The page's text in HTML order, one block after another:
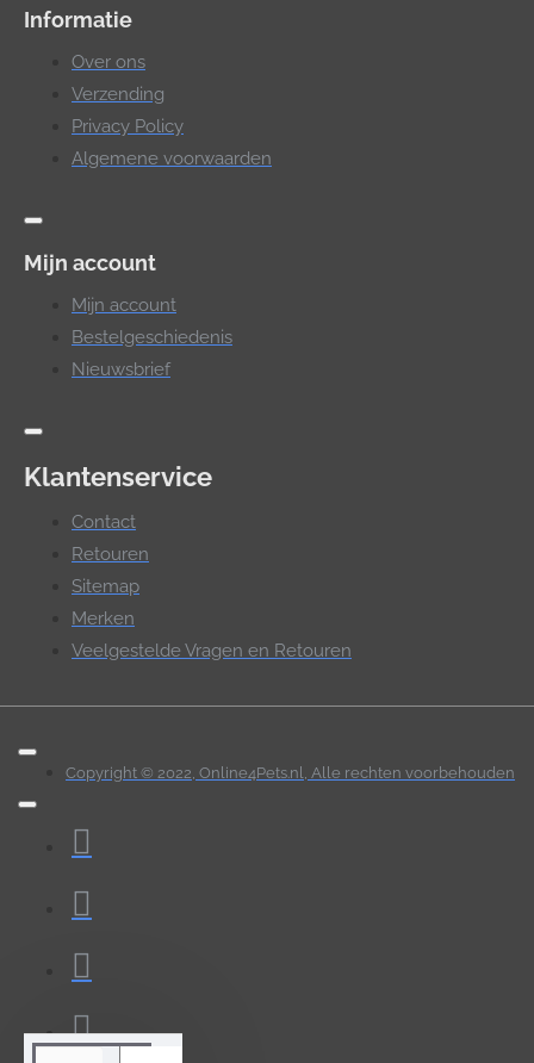
Informatie
Over ons
Verzending
Privacy Policy
Algemene voorwaarden
Mijn account
Mijn account
Bestelgeschiedenis
Nieuwsbrief
Klantenservice
Contact
Retouren
Sitemap
Merken
Veelgestelde Vragen en Retouren
Copyright © 2022, Online4Pets.nl, Alle rechten voorbehouden